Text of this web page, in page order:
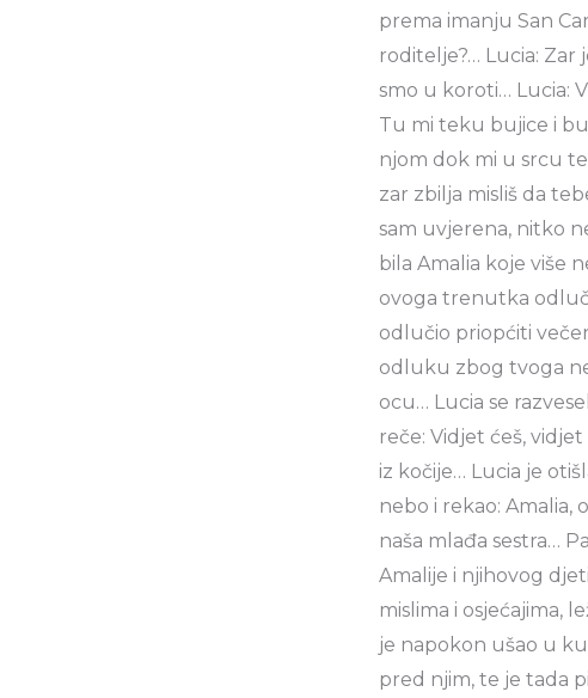
prema imanju San
roditelje?… Lucia: Zar
smo u koroti… Lucia:
Tu mi teku bujice i
njom dok mi u srcu
zar zbilja misliš da
sam uvjerena, nitko
bila Amalia koje više
ovoga trenutka
odlučio priopćiti
odluku zbog tvoga
ocu… Lucia se
reče: Vidjet ćeš,
iz kočije… Lucia je
nebo i rekao:
naša mlađa sestra…
Amalije i njihovog
mislima i osjećajima,
je napokon ušao u
pred njim, te je tada